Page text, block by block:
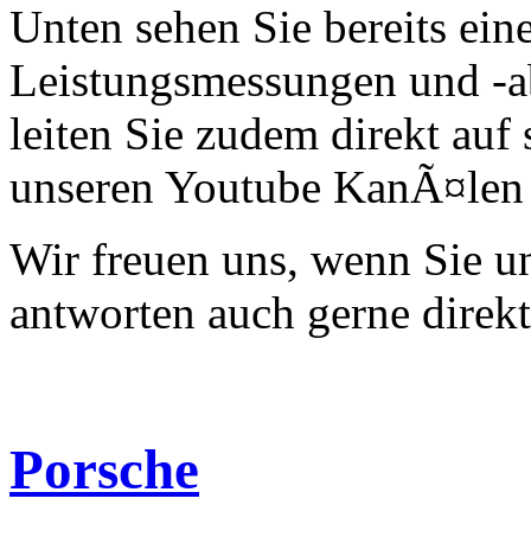
Unten sehen Sie bereits
Leistungsmessungen und -
leiten Sie zudem direkt auf
unseren Youtube
Wir freuen uns, wenn Sie
antworten auch gerne
Porsche